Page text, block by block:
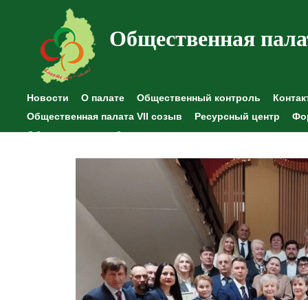
Общественная
Новости О палате Общественный контроль
Общественная палата VII созыв
Ресурсный центр
Общественные наблюдения